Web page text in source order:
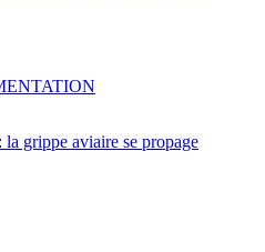
grippe aviaire se propage